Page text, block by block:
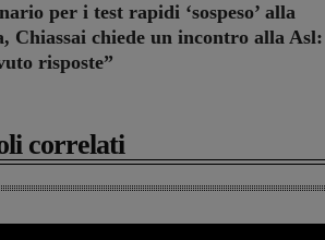
per i test rapidi ‘sospeso’ alla
Chiassai chiede un incontro alla Asl:
risposte”
correlati